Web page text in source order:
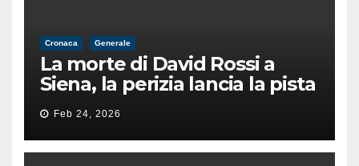
Cronaca Generale
La morte di David Rossi a
Siena, la perizia lancia la pista
di un’intimidazione finita
male
Feb 24, 2026